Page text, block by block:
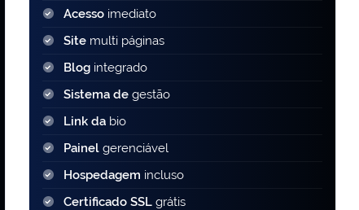
Acesso imediato
Site multi páginas
Blog integrado
Sistema de gestão
Link da bio
Painelgerenciável
Hospedagem incluso
Certificado SSLgrátis